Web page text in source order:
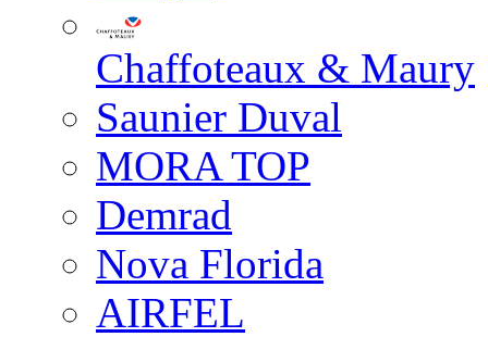
Chaffoteaux & Maury
Saunier Duval
MORA TOP
Demrad
Nova Florida
AIRFEL